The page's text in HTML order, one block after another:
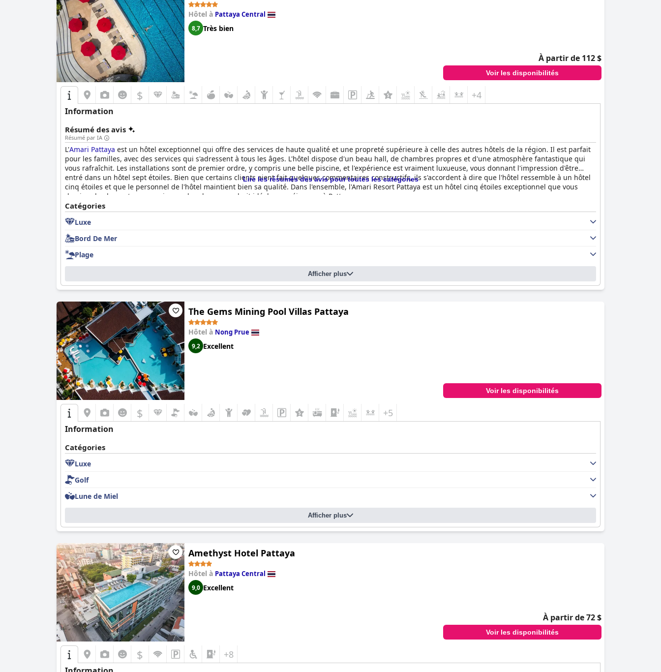
Hôtel à Pattaya Central
8,7 Très bien
À partir de 112 $
Voir les disponibilités
$ +4
Information
Résumé des avis
Résumé par IA
L'Amari Pattaya est un hôtel exceptionnel qui offre des services de haute qualité et une propreté supérieure à celle des autres hôtels de la région. Il est parfait
pour les familles, avec des services qui s'adressent à tous les âges. L'hôtel dispose d'un beau hall, de chambres propres et d'une atmosphère fantastique qui
vous rafraîchit. Les installations sont de premier ordre, y compris une belle piscine, et l'expérience est vraiment luxueuse, vous donnant l'impression d'être
entré dans un hôtel sept étoiles. Bien que certains clients aient fait quelques commentaires constructifs, ils s'accordent à dire que l'hôtel ressemble à un hôtel
cinq étoiles et que le personnel de l'hôtel maintient bien sa qualité. Dans l'ensemble, l'Amari Resort Pattaya est un hôtel cinq étoiles exceptionnel que vous
devriez absolument essayer si vous cherchez un endroit idéal pour séjourner à Pattaya.
Lire les résumés des avis pour toutes les catégories
Catégories
Luxe
Bord De Mer
Plage
Afficher plus
The Gems Mining Pool Villas Pattaya
Hôtel à Nong Prue
9,2 Excellent
Voir les disponibilités
$ +5
Information
Catégories
Luxe
Golf
Lune de Miel
Afficher plus
Amethyst Hotel Pattaya
Hôtel à Pattaya Central
9,0 Excellent
À partir de 72 $
Voir les disponibilités
$ +8